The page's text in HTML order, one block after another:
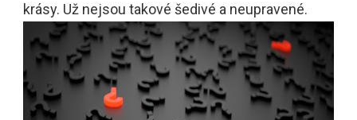
krásy. Už nejsou takové šedivé a neupravené.